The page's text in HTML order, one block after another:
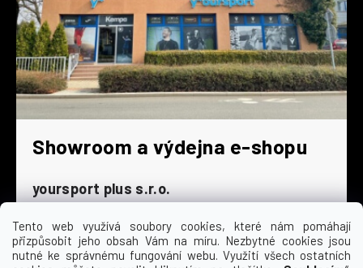
Tento web využívá soubory cookies, které nám pomáhají
přizpůsobit jeho obsah Vám na míru. Nezbytné cookies jsou
nutné ke správnému fungování webu. Využití všech ostatních
Showroom a výdejna e-shopu
yoursport plus s.r.o.
Dyjská 845/4
196 00 Praha 9 - Čakovice
Po - Čt
9:00 - 16:30